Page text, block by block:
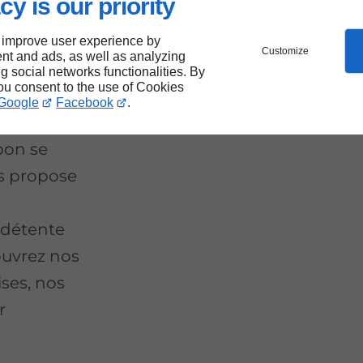
is our priority
user experience by
and ads, as well as analyzing
social networks functionalities. By
consent to the use of Cookies
Facebook .
Customize
se
propose
nos
nos